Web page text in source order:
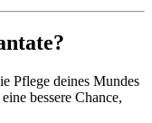
Pflege deines Mundes
bessere Chance,